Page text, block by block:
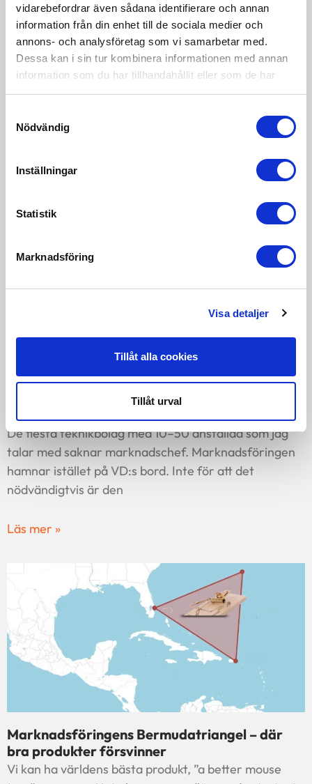
vidarebefordrar även sådana identifierare och annan
information från din enhet till de sociala medier och
annons- och analysföretag som vi samarbetar med.
Dessa kan i sin tur kombinera informationen med annan
information som du har tillhandahållit eller som de har
samlat in när du har använt deras tjänster.
Nödvändig
Inställningar
Statistik
Marknadsföring
Visa detaljer
Tillåt alla cookies
Tillåt urval
Hur säljer man något kunden aldrig ser?
Många B2B-teknikbolag undersäljer sin fördel. Inte
för att produkten är dålig, utan för att de pratar
teknik istället för konsekvens. Så här konstruerar du
Vad kostar det att VD:n gör
marknadsföringen?
De flesta teknikbolag med 10–50 anställda som jag
talar med saknar marknadschef. Marknadsföringen
hamnar istället på VD:s bord. Inte för att det
nödvändigtvis är den
Läs mer »
Marknadsföringens Bermudatriangel – där
bra produkter försvinner
Vi kan ha världens bästa produkt, ”a better mouse